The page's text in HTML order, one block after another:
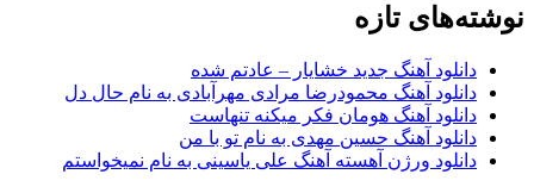
نوشته‌های تازه
دانلود آهنگ جدید خشایار – عادتم شده
دانلود آهنگ محمودرضا مرادی مهرآبادی به نام حال دل
دانلود آهنگ هومان فکر میکنه تنهاست
دانلود آهنگ حسین مهدی به نام تو با من
دانلود ورژن آهسته آهنگ علی یاسینی به نام نمیخواستم